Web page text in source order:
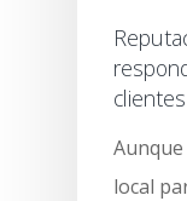
clientes
local